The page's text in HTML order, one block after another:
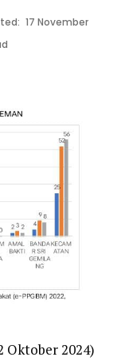
17 November
Oktober 2024)